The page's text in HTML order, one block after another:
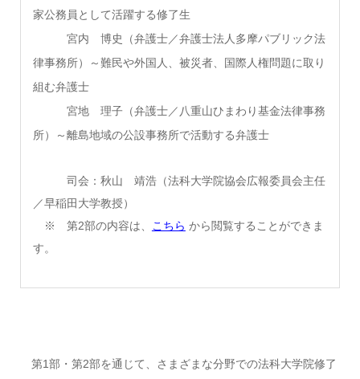
家公務員として活躍する修了生
宮内 博史（弁護士／弁護士法人多摩パブリック法
律事務所）～難民や外国人、被災者、国際人権問題に取り
組む弁護士
宮地 理子（弁護士／八重山ひまわり基金法律事務
所）～離島地域の公設事務所で活動する弁護士
司会：秋山 靖浩（法科大学院協会広報委員会主任
／早稲田大学教授）
※ 第2部の内容は、
こちら から閲覧することができま
す。
第1部・第2部を通じて、さまざまな分野での法科大学院修了